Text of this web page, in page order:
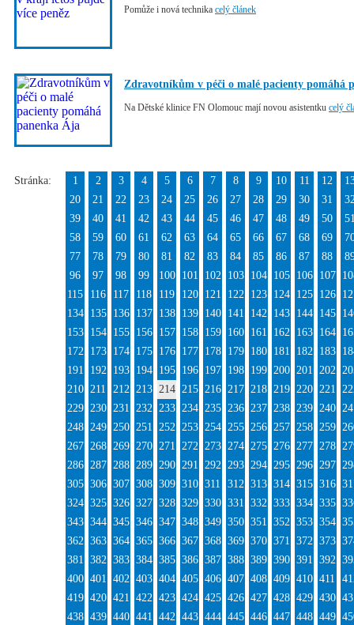
Pomůže i nová technika celý článek
Zdravotníkům v péči o malé pacienty pomáhá
Na Dětské klinice FN Olomouc mají novou asistentku celý
Stránka: 1 2 3 4 5 6 7 8 9 10 11 12
20
21 22 23 24 25 26 27 28 29 30 31
39
40 41 42 43 44 45 46 47 48 49 50
58
59 60 61 62 63 64 65 66 67 68 69
77
78 79 80 81 82 83 84 85 86 87 88
96
97 98 99 100 101 102 103 104 105 106 107
115
116 117 118 119 120 121 122 123 124 125 126
134
135 136 137 138 139 140 141 142 143 144 145
153
154 155 156 157 158 159 160 161 162 163 164
172
173 174 175 176 177 178 179 180 181 182 183
191
192 193 194 195 196 197 198 199 200 201 202
210 211 212 213 214 215 216 217 218 219 220 221
229 230 231 232 233 234 235 236 237 238 239 240
248 249 250 251 252 253 254 255 256 257 258 259
267 268 269 270 271 272 273 274 275 276 277 278
286 287 288 289 290 291 292 293 294 295 296 297
305 306 307 308 309 310 311 312 313 314 315 316
324 325 326 327 328 329 330 331 332 333 334 335
343 344 345 346 347 348 349 350 351 352 353 354
362 363 364 365 366 367 368 369 370 371 372 373
381 382 383 384 385 386 387 388 389 390 391 392
400 401 402 403 404 405 406 407 408 409 410 411
419 420 421 422 423 424 425 426 427 428 429 430
438 439 440 441 442 443 444 445 446 447 448 449